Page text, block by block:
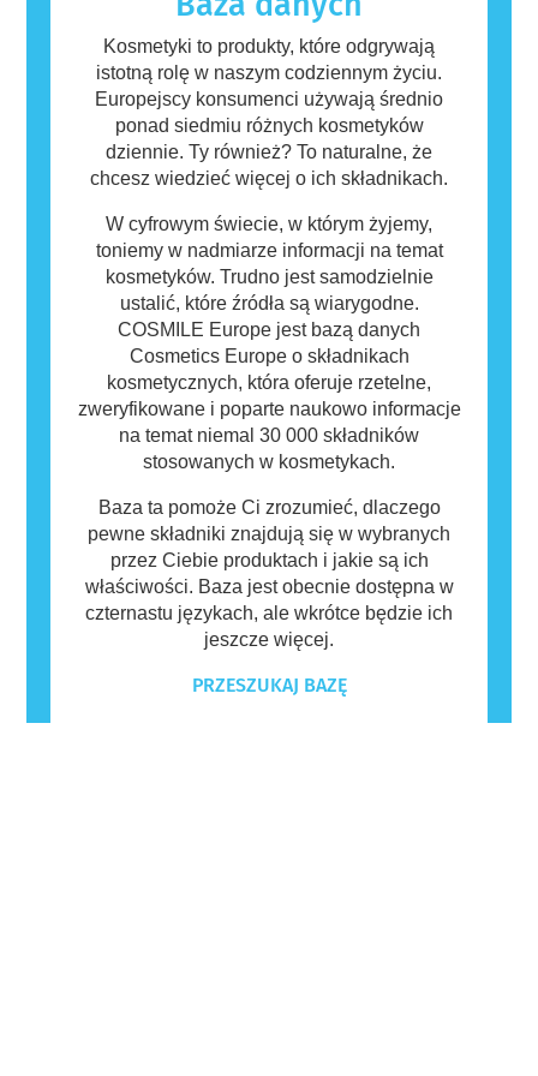
osób mogą okazać się alergizujące. Nie
oznacza to jednak, że produkt nie jest
bezpieczny dla innych.
Kosmetyki to produkty, które odgrywają
istotną rolę w naszym codziennym życiu.
Europejscy konsumenci używają średnio
ponad siedmiu różnych kosmetyków
dziennie. Ty również? To naturalne, że
chcesz wiedzieć więcej o ich składnikach.
W cyfrowym świecie, w którym żyjemy,
toniemy w nadmiarze informacji na temat
kosmetyków. Trudno jest samodzielnie
ustalić, które źródła są wiarygodne.
COSMILE Europe jest bazą danych
Cosmetics Europe o składnikach
kosmetycznych, która oferuje rzetelne,
zweryfikowane i poparte naukowo informacje
na temat niemal 30 000 składników
stosowanych w kosmetykach.
Baza ta pomoże Ci zrozumieć, dlaczego
pewne składniki znajdują się w wybranych
przez Ciebie produktach i jakie są ich
właściwości. Baza jest obecnie dostępna w
czternastu językach, ale wkrótce będzie ich
jeszcze więcej.
PRZESZUKAJ BAZĘ